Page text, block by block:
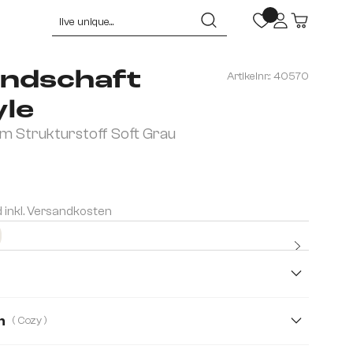
Strukturstoff Soft Grau
Artikelnr.: 40570
inkl. Versandkosten
( Cozy )